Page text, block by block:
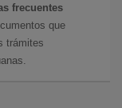
frecuentes
que
trámites